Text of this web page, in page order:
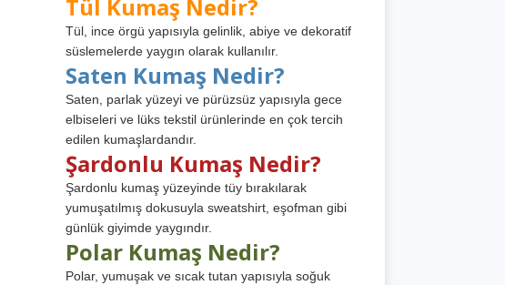
Tül Kumaş Nedir?
Tül, ince örgü yapısıyla gelinlik, abiye ve dekoratif
süslemelerde yaygın olarak kullanılır.
Saten Kumaş Nedir?
Saten, parlak yüzeyi ve pürüzsüz yapısıyla gece
elbiseleri ve lüks tekstil ürünlerinde en çok tercih
edilen kumaşlardandır.
Şardonlu Kumaş Nedir?
Şardonlu kumaş yüzeyinde tüy bırakılarak
yumuşatılmış dokusuyla sweatshirt, eşofman gibi
günlük giyimde yaygındır.
Polar Kumaş Nedir?
Polar, yumuşak ve sıcak tutan yapısıyla soğuk